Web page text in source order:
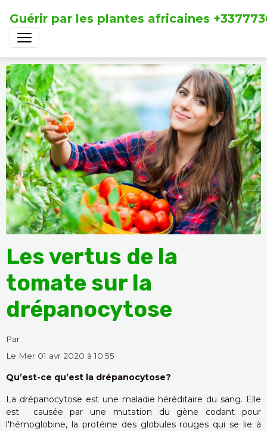
Guérir par les plantes africaines
Les vertus de la
tomate sur la
drépanocytose
Par
Le Mer 01 avr 2020 à 10:55
Qu’est-ce qu’est la drépanocytose?
La drépanocytose est une maladie héréditaire du sang. Elle
est causée par une mutation du gène codant pour
l'hémoglobine, la protéine des globules rouges qui se lie à